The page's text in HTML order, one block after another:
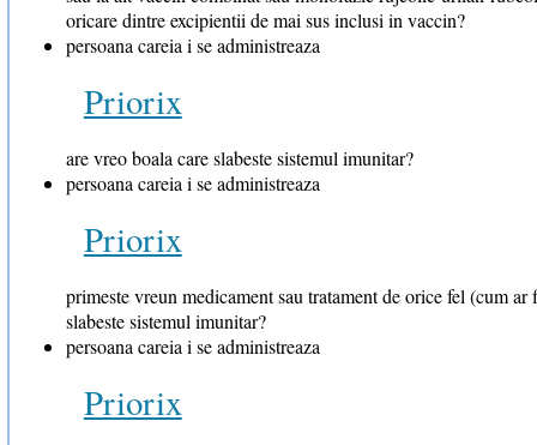
oricare dintre excipientii de mai sus inclusi in vaccin?
persoana careia i se administreaza
Priorix
are vreo boala care slabeste sistemul imunitar?
persoana careia i se administreaza
Priorix
primeste vreun medicament sau tratament de orice fel (cum ar
slabeste sistemul imunitar?
persoana careia i se administreaza
Priorix